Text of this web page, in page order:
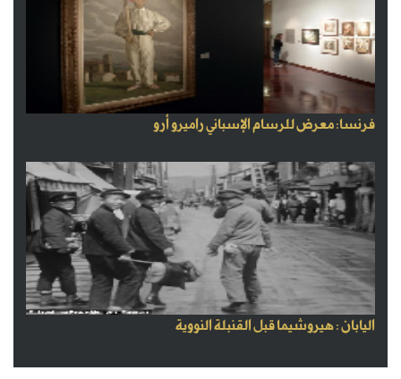
فرنسا: معرض للرسام الإسباني راميرو أرو
اليابان : هيروشيما قبل القنبلة النووية